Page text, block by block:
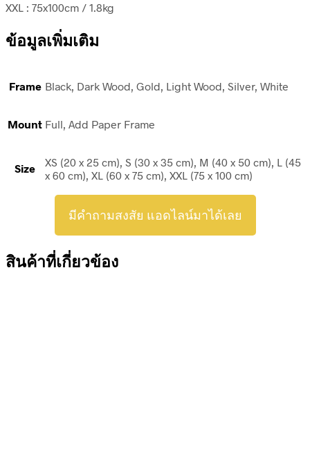
XXL : 75x100cm / 1.8kg
ข้อมูลเพิ่มเติม
Frame Black, Dark Wood, Gold, Light Wood, Silver, White
Mount Full, Add Paper Frame
Size
XS (20 x 25 cm), S (30 x 35 cm), M (40 x 50 cm), L (45
x 60 cm), XL (60 x 75 cm), XXL (75 x 100 cm)
มีคำถามสงสัย แอดไลน์มาได้เลย
สินค้าที่เกี่ยวข้อง